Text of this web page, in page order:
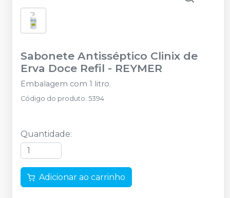
Sabonete Antisséptico Clinix de
Erva Doce Refil - REYMER
Embalagem com 1 litro.
Código do produto: 5394
Quantidade:
Adicionar ao carrinho